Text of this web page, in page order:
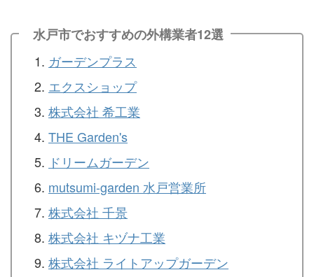
水戸市でおすすめの外構業者12選
ガーデンプラス
エクスショップ
株式会社 希工業
THE Garden's
ドリームガーデン
mutsumi-garden 水戸営業所
株式会社 千景
株式会社 キヅナ工業
株式会社 ライトアップガーデン